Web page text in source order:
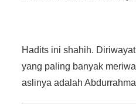
Hadits ini shahih.
yang paling banyak
aslinya adalah